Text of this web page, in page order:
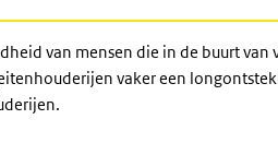
van mensen die in de buurt
vaker een